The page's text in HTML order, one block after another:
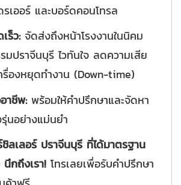
รเออร์ และบอร์ดคอนโทรล
ร็ว:จัดส่งถึงหน้าโรงงานในนิคม
มปราจีนบุรี ไวทันใจ ลดความเสีย
รื่องหยุดทำงาน (Down-time)
าชีพ:พร้อมให้คำปรึกษาและจัดหา
รุ่นอย่างแม่นยำ
ลเลอร์ ปราจีนบุรี ที่ได้มาตรฐาน
นึกถึงเรา! โทรเลยเพื่อรับคำปรึกษา